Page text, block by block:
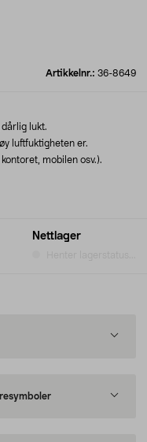
Artikkelnr.: 36-8649
Nettlager
lukt.
luftfuktigheten er.
mobilen osv.).